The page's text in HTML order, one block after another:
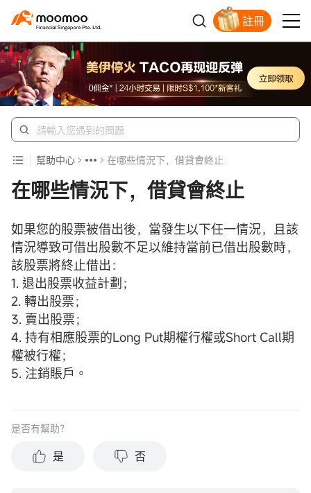
註冊
幫助中心 在哪些情況下，借貸會終止
在哪些情況下，借貸會終止
如果您的股票被借出後，當發生以下任一情況，且該
情況導致可借出股數不足以維持當前已借出股數時，
該股票將終止借出：
1. 退出股票收益計劃；
2. 轉出股票；
3. 賣出股票；
4. 持有相應股票的Long Put期權行權或Short Call期
權被行權；
5. 注銷賬戶。
是否有幫助？
是 否